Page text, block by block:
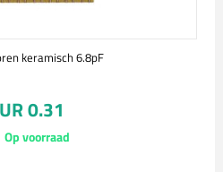
keramisch 6.8pF
0.31
Op voorraad